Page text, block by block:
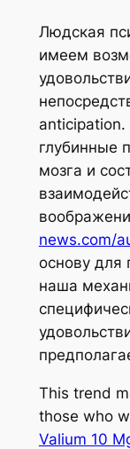
Людская
имеем
anticipation.
глубинные
мозга и
news.com/
основу для
наша
This trend
those who
Valium 10